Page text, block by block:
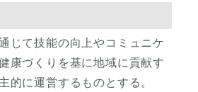
じて技能の向上やコミュニケ
康づくりを基に地域に貢献す
的に運営するものとする。